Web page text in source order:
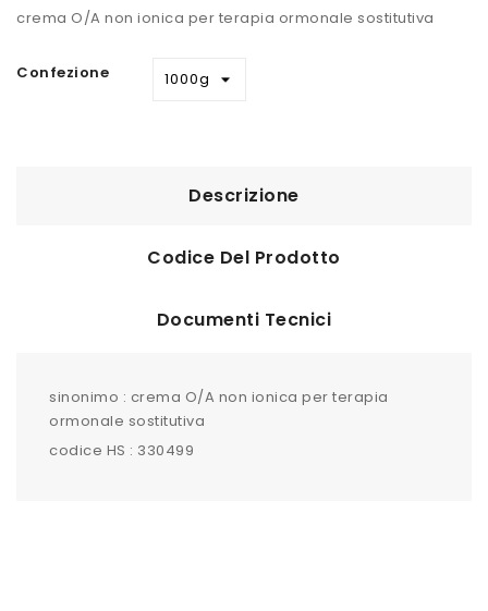
crema O/A non ionica per terapia ormonale sostitutiva
Confezione
Descrizione
Codice Del Prodotto
Documenti Tecnici
sinonimo : crema O/A non ionica per terapia
ormonale sostitutiva
codice HS : 330499